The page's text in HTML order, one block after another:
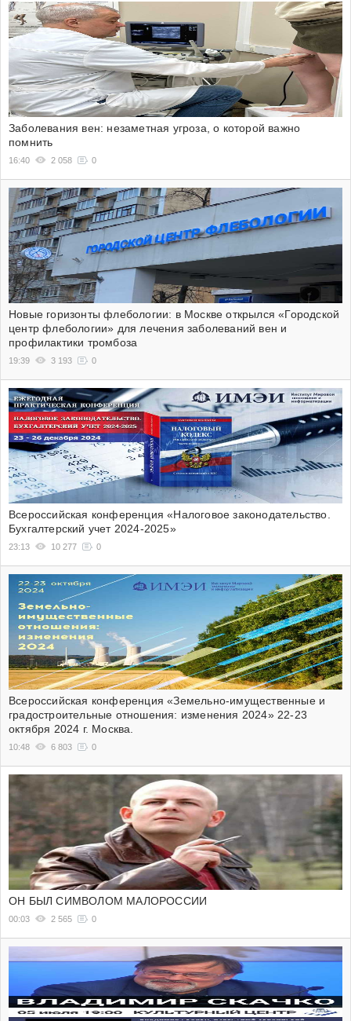
Заболевания вен: незаметная угроза, о которой важно
помнить
16:40 2 058 0
Новые горизонты флебологии: в Москве открылся «Городской
центр флебологии» для лечения заболеваний вен и
профилактики тромбоза
19:39 3 193 0
Всероссийская конференция «Налоговое законодательство.
Бухгалтерский учет 2024-2025»
23:13 10 277 0
Всероссийская конференция «Земельно-имущественные и
градостроительные отношения: изменения 2024» 22-23
октября 2024 г. Москва.
10:48 6 803 0
ОН БЫЛ СИМВОЛОМ МАЛОРОССИИ
00:03 2 565 0